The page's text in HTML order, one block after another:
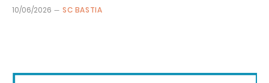
10/06/2026 SC BASTIA